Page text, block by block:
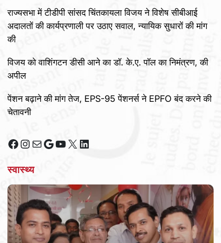
राज्यसभा में टीडीपी सांसद चिंतकायला विजय ने विशेष सीबीआई
अदालतों की कार्यप्रणाली पर उठाए सवाल, न्यायिक सुधारों की मांग
की
विजय को वाशिंगटन डीसी आने का डॉ. के.ए. पॉल का निमंत्रण, की
अपील
पेंशन बढ़ाने की मांग तेज, EPS-95 पेंशनर्स ने EPFO बंद करने की
चेतावनी
Facebook
Instagram
MailGoogle
YouTube
X LinkedIn
स्वास्थ्य